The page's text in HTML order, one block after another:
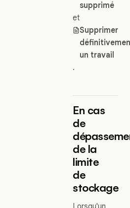
supprimé
et
Supprimer
un travail
.
En cas
de
de la
limite
de
stockage